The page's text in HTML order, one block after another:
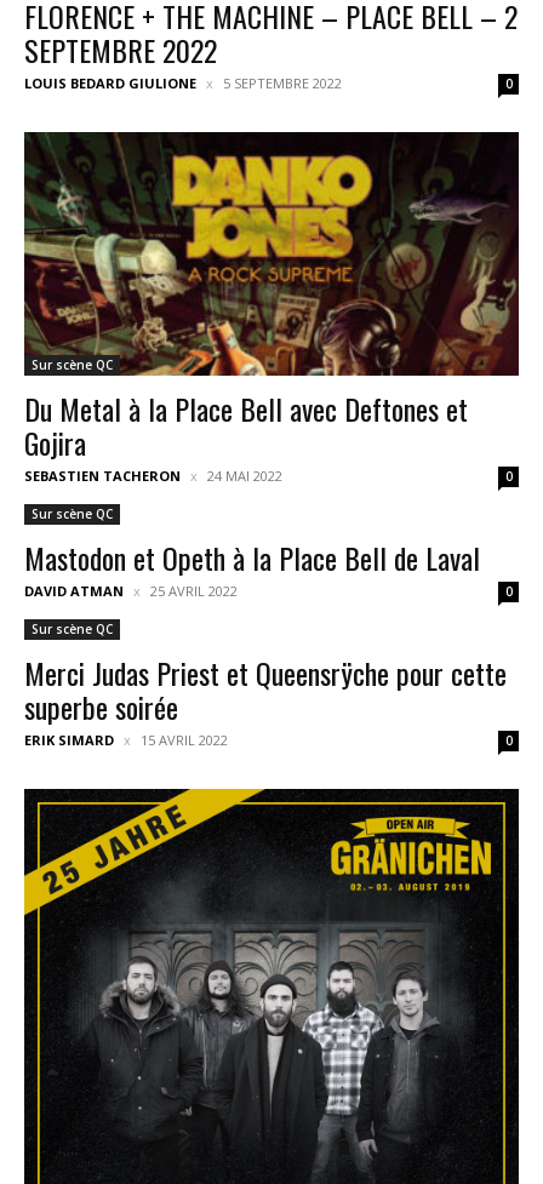
FLORENCE + THE MACHINE – PLACE BELL – 2
SEPTEMBRE 2022
LOUIS BEDARD GIULIONE 5 SEPTEMBRE 2022 0
Sur scène QC
Du Metal à la Place Bell avec Deftones et
Gojira
SEBASTIEN TACHERON 24 MAI 2022 0
Sur scène QC
Mastodon et Opeth à la Place Bell de Laval
DAVID ATMAN 25 AVRIL 2022 0
Sur scène QC
Merci Judas Priest et Queensrÿche pour cette
superbe soirée
ERIK SIMARD 15 AVRIL 2022 0